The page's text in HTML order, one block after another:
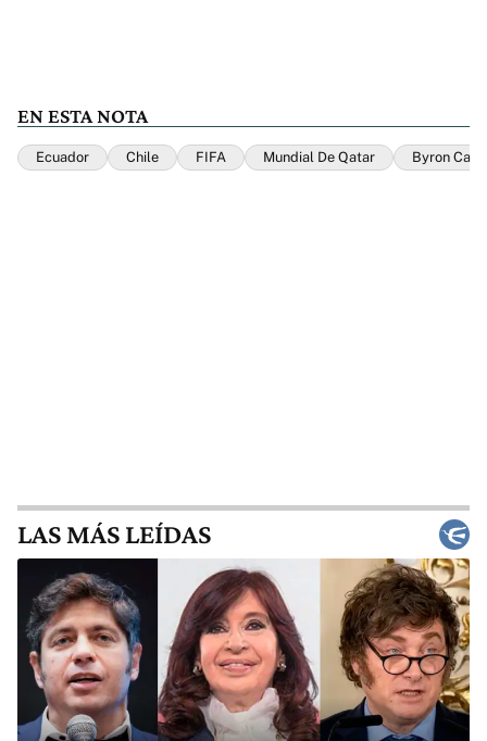
EN ESTA NOTA
Ecuador Chile FIFA Mundial De Qatar Byron
LAS MÁS LEÍDAS